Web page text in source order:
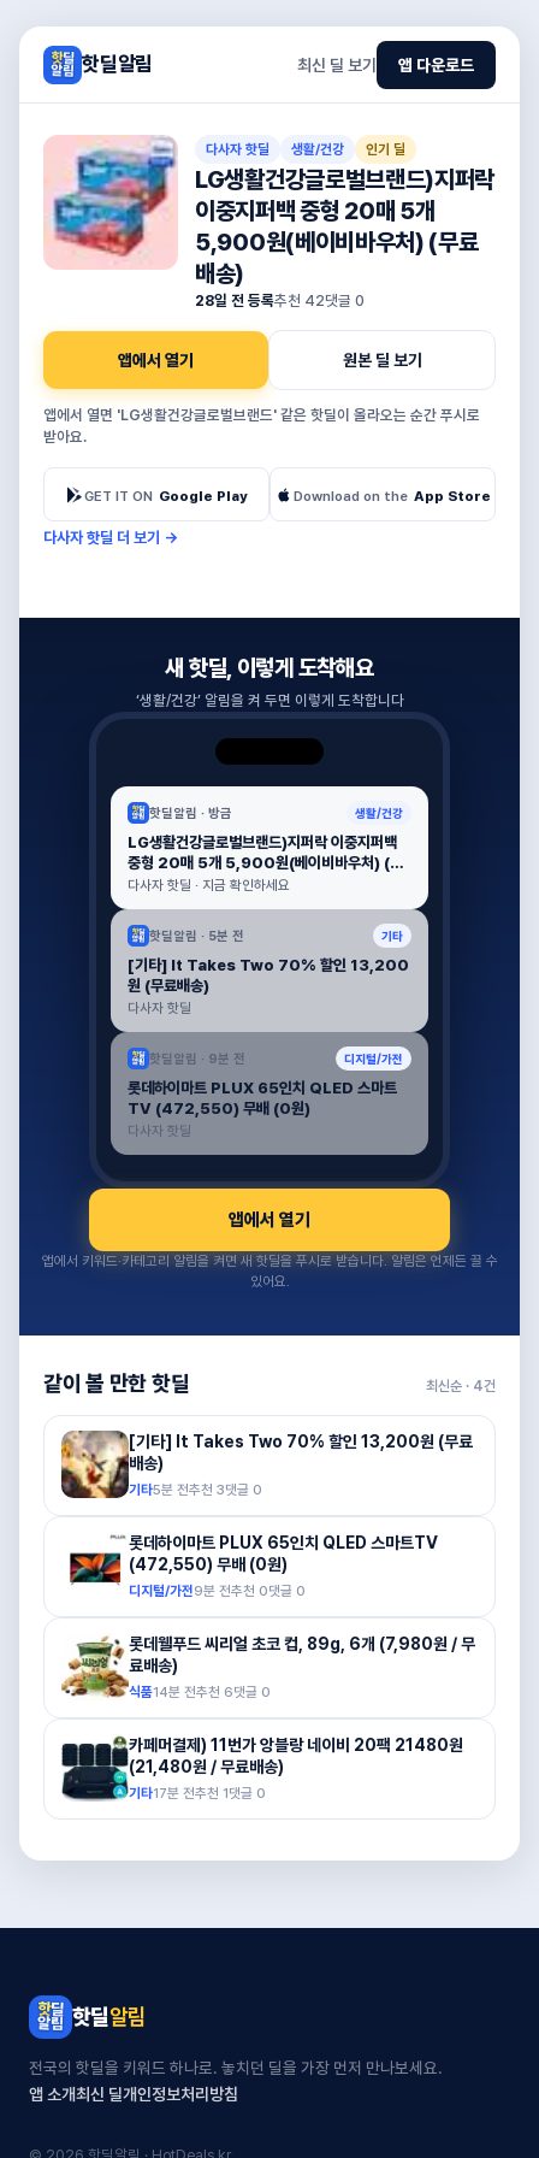
핫딜알림 최신 딜 보기 앱 다운로드
다사자 핫딜 생활/건강 인기 딜
LG생활건강글로벌브랜드)지퍼락
이중지퍼백 중형 20매 5개
5,900원(베이비바우처) (무료
배송)
28일 전 등록추천 42댓글 0
앱에서 열기 원본 딜 보기
앱에서 열면 'LG생활건강글로벌브랜드' 같은 핫딜이 올라오는 순간 푸시로
받아요.
GET IT ON Google Play Download on the App Store
다사자 핫딜 더 보기 →
새 핫딜, 이렇게 도착해요
‘생활/건강’ 알림을 켜 두면 이렇게 도착합니다
핫딜알림 · 방금 생활/건강
LG생활건강글로벌브랜드)지퍼락 이중지퍼백
중형 20매 5개 5,900원(베이비바우처) (무
료배송)
다사자 핫딜 · 지금 확인하세요
핫딜알림 · 5분 전 기타
[기타] It Takes Two 70% 할인 13,200
원 (무료배송)
다사자 핫딜
핫딜알림 · 9분 전 디지털/가전
롯데하이마트 PLUX 65인치 QLED 스마트
TV (472,550) 무배 (0원)
다사자 핫딜
앱에서 열기
앱에서 키워드·카테고리 알림을 켜면 새 핫딜을 푸시로 받습니다. 알림은 언제든 끌 수
있어요.
같이 볼 만한 핫딜 최신순 · 4건
[기타] It Takes Two 70% 할인 13,200원 (무료
배송)
기타5분 전추천 3댓글 0
롯데하이마트 PLUX 65인치 QLED 스마트TV
(472,550) 무배 (0원)
디지털/가전9분 전추천 0댓글 0
롯데웰푸드 씨리얼 초코 컵, 89g, 6개 (7,980원 / 무
료배송)
식품14분 전추천 6댓글 0
카페머결제) 11번가 앙블랑 네이비 20팩 21480원
(21,480원 / 무료배송)
기타17분 전추천 1댓글 0
핫딜알림
전국의 핫딜을 키워드 하나로. 놓치던 딜을 가장 먼저 만나보세요.
앱 소개최신 딜개인정보처리방침